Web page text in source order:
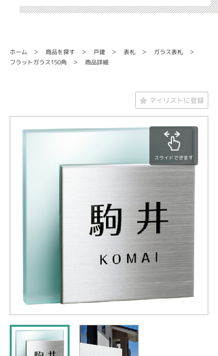
ホーム 商品を探す 戸建 表札 ガラス表札
フラットガラス150角 商品詳細
マイリストに登録
スライドできます